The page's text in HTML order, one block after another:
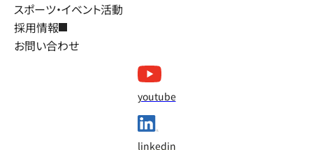
スポーツ・イベント活動
採用情報
お問い合わせ
youtube
linkedin